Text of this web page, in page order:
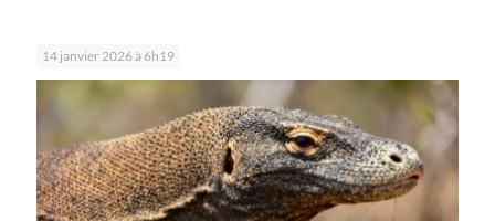
14 janvier 2026 à 6h19